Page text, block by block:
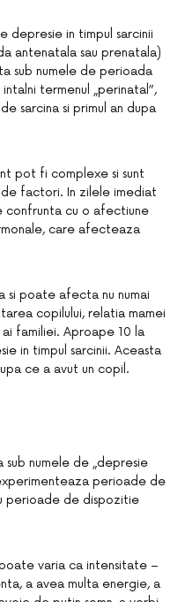
depresie in timpul sarcinii
antenatala sau prenatala)
sub numele de perioada
termenul „perinatal”,
sarcina si primul an dupa
pot fi complexe si sunt
factori. In zilele imediat
confrunta cu o afectiune
care afecteaza
si poate afecta nu numai
copilului, relatia mamei
familiei. Aproape 10 la
in timpul sarcinii. Aceasta
ce a avut un copil.
numele de „depresie
perioade de
perioade de dispozitie
varia ca intensitate –
a avea multa energie, a